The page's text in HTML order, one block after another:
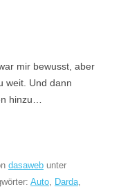
mir bewusst, aber
weit. Und dann
hinzu…
dasaweb unter
Auto, Darda,